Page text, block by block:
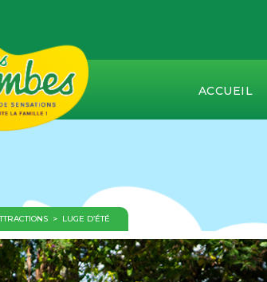
ACCUEIL
> LUGE D’ÉTÉ